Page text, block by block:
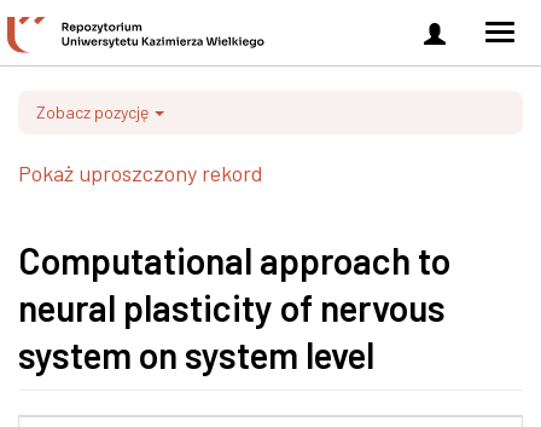
Zaloguj
się
Zobacz pozycję
Pokaż uproszczony rekord
Computational approach to
neural plasticity of nervous
system on system level